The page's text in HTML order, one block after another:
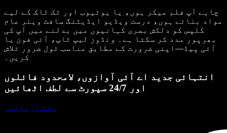
چاہے آپ فلم میکر ہوں، یا یوٹیوب اور ٹک ٹاک کے لیے
مواد بناتے ہوں، درست ویڈیو ایڈیٹنگ سافٹ ویئر عام
کلپس کو دلکش بصری کہانیوں میں بدلنے میں آپ کی
بھرپور مدد کر سکتا ہے۔ ونڈوز لیپ ٹاپ، آئی فون یا
آئی پیڈ—اپنی ضرورت کے مطابق مناسب ٹول ضرور تلاش
کریں۔
انتہائی جدید اے آئی آوازوں، لامحدود فائلوں
اور 24/7 سپورٹ سے لطف اٹھائیں
مفت آزمائیں